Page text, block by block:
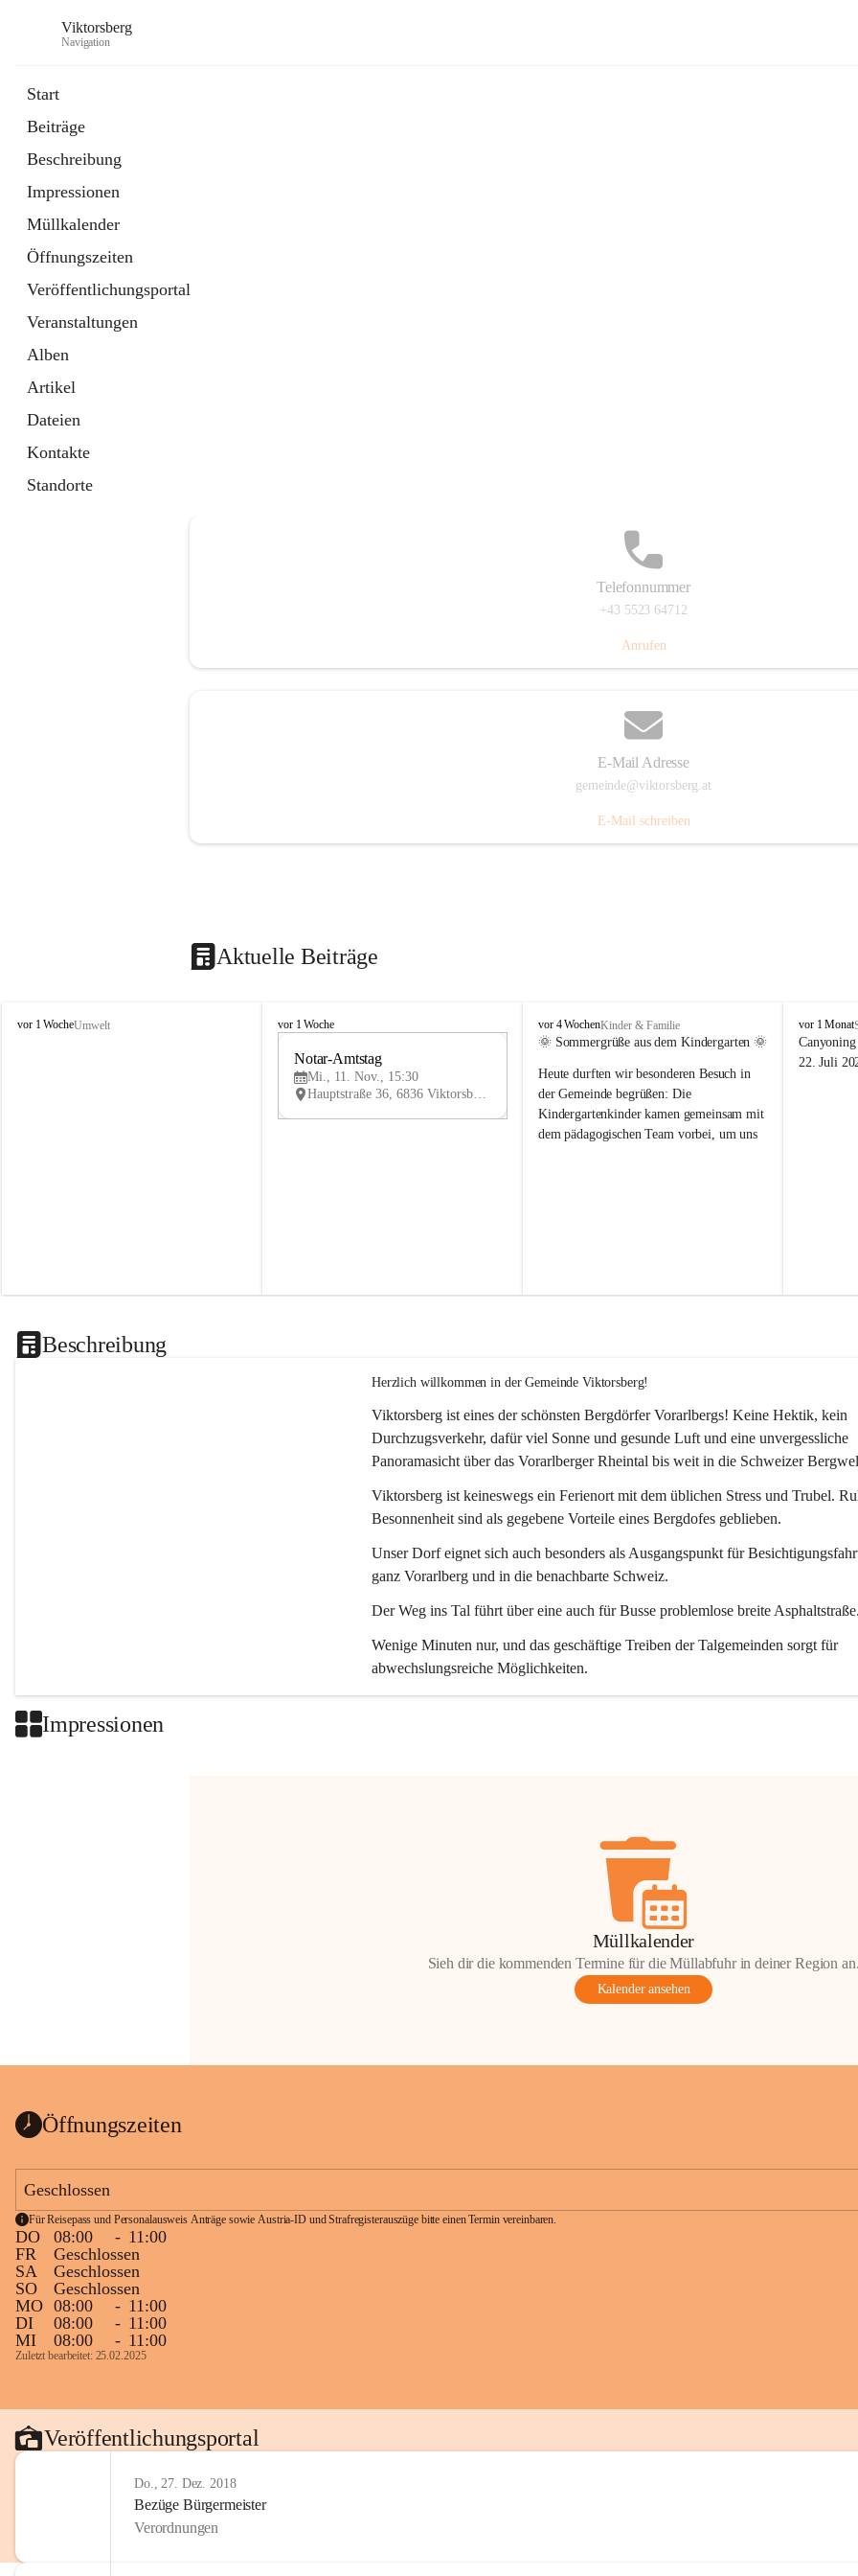
Viktorsberg
Navigation
Start
Beiträge
Beschreibung
Impressionen
Müllkalender
Öffnungszeiten
Veröffentlichungsportal
Veranstaltungen
Alben
Artikel
Dateien
Kontakte
Standorte
Telefonnummer
+43 5523 64712
Anrufen
E-Mail Adresse
gemeinde@viktorsberg.at
E-Mail schreiben
Aktuelle Beiträge
V
vor 1 WocheUmwelt
V
vor 1 Woche
V
Notar-Amtstag
Mi., 11. Nov., 15:30
Hauptstraße 36, 6836 Viktorsberg, AUT
V
i
t
o
r
s
vor 4 WochenKinder & Familie
🌞 Sommergrüße aus dem Kindergarten 🌞
Heute durften wir besonderen Besuch in
der Gemeinde begrüßen: Die
Kindergartenkinder kamen gemeinsam mit
dem pädagogischen Team vorbei, um uns
V
i
k
vor 1 Monat
22. Juli
Beschreibung
Herzlich willkommen in der Gemeinde Viktorsberg!
Viktorsberg ist eines der schönsten Bergdörfer Vorarlbergs! Keine Hektik, kein
Durchzugsverkehr, dafür viel Sonne und gesunde Luft und eine unvergessliche
Panoramasicht über das Vorarlberger Rheintal bis weit in die Schweizer
Viktorsberg ist keineswegs ein Ferienort mit dem üblichen Stress und Trubel.
Besonnenheit sind als gegebene Vorteile eines Bergdofes geblieben.
Unser Dorf eignet sich auch besonders als Ausgangspunkt für
ganz Vorarlberg und in die benachbarte Schweiz.
Der Weg ins Tal führt über eine auch für Busse problemlose breite
Wenige Minuten nur, und das geschäftige Treiben der Talgemeinden sorgt für
abwechslungsreiche Möglichkeiten.
Impressionen
Müllkalender
Sieh dir die kommenden Termine für die Müllabfuhr in deiner Region
Kalender ansehen
Öffnungszeiten
Geschlossen
Für Reisepass und Personalausweis Anträge sowie Austria-ID und Strafregisterauszüge bitte einen Termin vereinbaren.
DO 08:00 - 11:00
FR
Geschlossen
SA
Geschlossen
SO
Geschlossen
MO 08:00 - 11:00
DI
08:00 - 11:00
MI
08:00 - 11:00
Zuletzt bearbeitet: 25.02.2025
Veröffentlichungsportal
Do., 27. Dez. 2018
Bezüge Bürgermeister
Verordnungen